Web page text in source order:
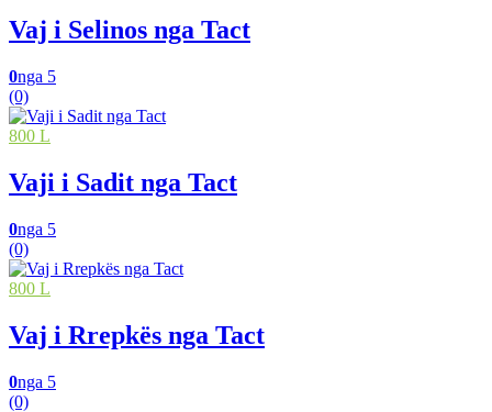
Vaj i Selinos nga Tact
0nga 5
(0)
800 L
Vaji i Sadit nga Tact
0nga 5
(0)
800 L
Vaj i Rrepkës nga Tact
0nga 5
(0)